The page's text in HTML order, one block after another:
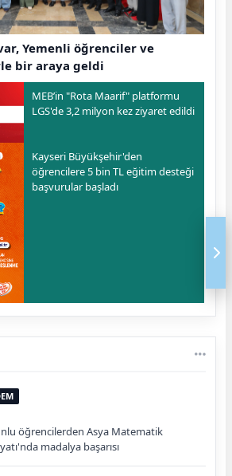
Yemenli öğrenciler ve
bir araya geldi
MEB’in "Rota Maarif" platformu
LGS'de 3,2 milyon kez ziyaret edildi
Kayseri Büyükşehir'den
öğrencilere 5 bin TL eğitim desteği
başvurular başladı
öğrencilerden Asya Matematik
madalya başarısı